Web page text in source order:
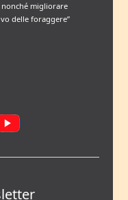
migliorare
delle foraggere”